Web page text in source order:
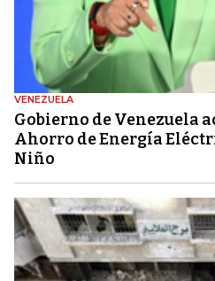
VENEZUELA
Gobierno de Venezuela
Ahorro de Energía
Niño